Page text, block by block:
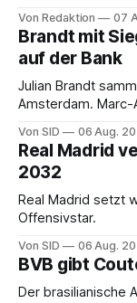
Von Redaktion 07
Brandt mit
auf der Bank
Julian Brandt
Amsterdam.
Von SID 06 Aug.
Real Madrid
2032
Real Madrid setzt
Offensivstar.
Von SID 06 Aug.
BVB gibt
Der brasilianische